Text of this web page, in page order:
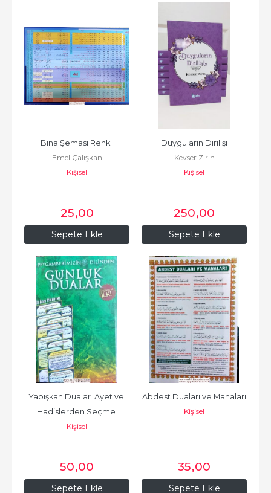
Sepete Ekle
Bina Şeması Renkli
Emel Çalışkan
Kişisel
25,00
Sepete Ekle
Duyguların Dirilişi
Kevser Zırıh
Kişisel
250,00
Sepete Ekle
Yapışkan Dualar  Ayet ve
Hadislerden Seçme
Açıklamalı Günlük Sticker...
Kişisel
50,00
Sepete Ekle
Abdest Duaları ve Manaları
Kişisel
35,00